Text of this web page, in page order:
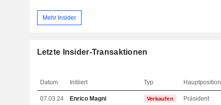
Mehr Insider
Letzte Insider-Transaktionen
Datum Initiiert Typ Hauptposition
07.03.24 Enrico Magni Verkaufen Präsident